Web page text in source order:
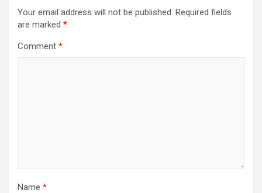
Your email address will not be published. Required fields
are marked *
Comment *
Name *